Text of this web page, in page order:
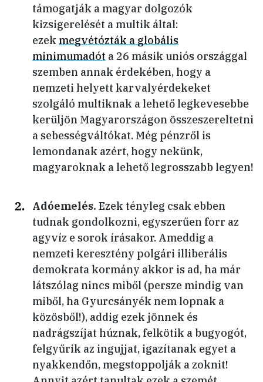
támogatják a magyar dolgozók
kizsigerelését a multik által:
ezek megvétózták a globális
minimumadót a 26 másik uniós országgal
szemben annak érdekében, hogy a
nemzeti helyett karvalyérdekeket
szolgáló multiknak a lehető legkevesebbe
kerüljön Magyarországon összeszereltetni
a sebességváltókat. Még pénzről is
lemondanak azért, hogy nekünk,
magyaroknak a lehető legrosszabb legyen!
Adóemelés. Ezek tényleg csak ebben
tudnak gondolkozni, egyszerűen forr az
agyvíz e sorok írásakor. Ameddig a
nemzeti keresztény polgári illiberális
demokrata kormány akkor is ad, ha már
látszólag nincs miből (persze mindig van
miből, ha Gyurcsányék nem lopnak a
közösből!), addig ezek jönnek és
nadrágszíjat húznak, felkötik a bugyogót,
felgyűrik az ingujjat, igazítanak egyet a
nyakkendőn, megstoppolják a zoknit!